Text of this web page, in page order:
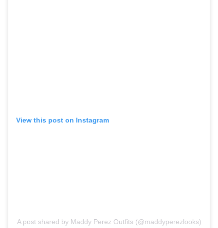
View this post on Instagram
A post shared by Maddy Perez Outfits (@maddyperezlooks)